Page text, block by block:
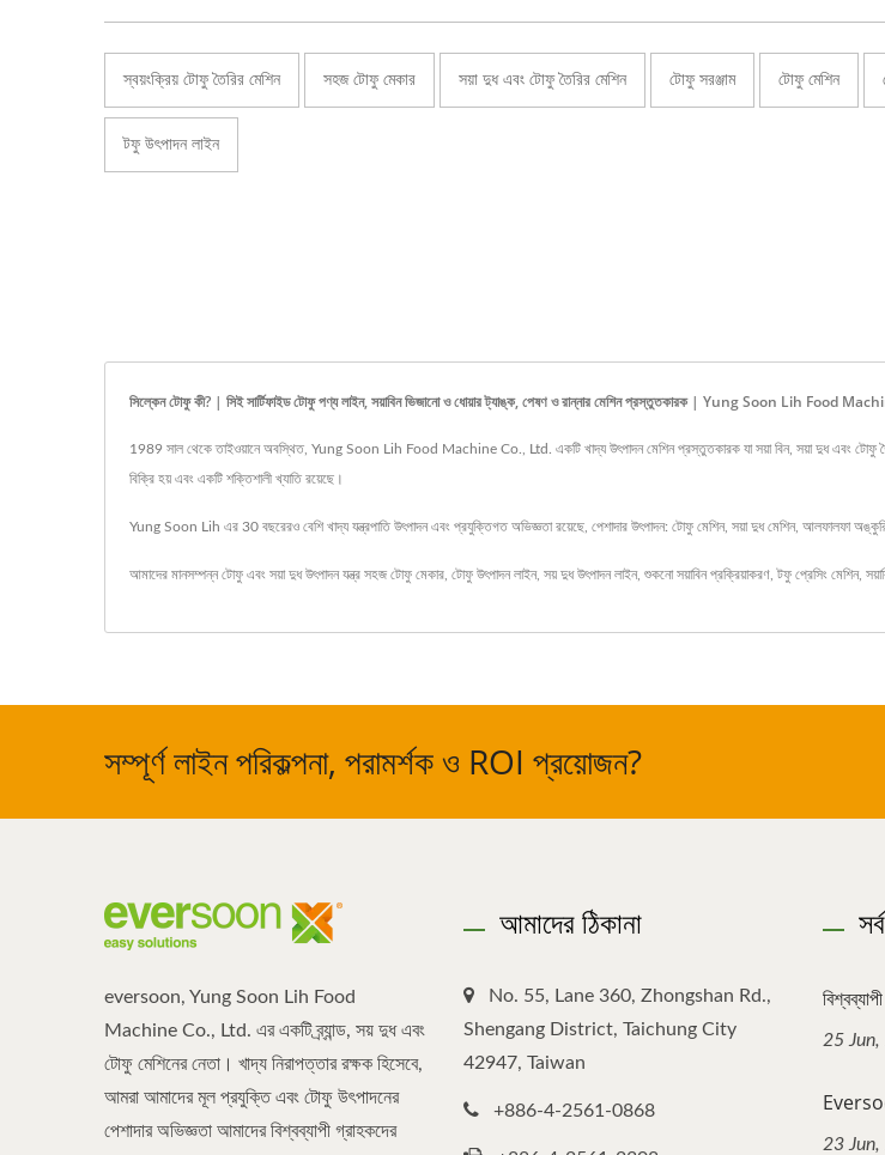
স্বয়ংক্রিয় টোফু তৈরির মেশিন সহজ টোফু মেকার সয়া দুধ এবং টোফু তৈরির মেশিন টোফু সরঞ্জাম টোফু মেশিন
টফু উৎপাদন লাইন
সিল্কেন টোফু কী? | সিই সার্টিফাইড টোফু পণ্য লাইন, সয়াবিন ভিজানো ও ধোয়ার ট্যাঙ্ক, পেষণ ও রান্নার মেশিন প্রস্তুতকারক | Yung Soon Lih Food
1989 সাল থেকে তাইওয়ানে অবস্থিত, Yung Soon Lih Food Machine Co., Ltd. একটি খাদ্য উৎপাদন মেশিন প্রস্তুতকারক যা সয়া বিন, সয়া দুধ এবং টোফু
বিক্রি হয় এবং একটি শক্তিশালী খ্যাতি রয়েছে।
Yung Soon Lih এর 30 বছরেরও বেশি খাদ্য যন্ত্রপাতি উৎপাদন এবং প্রযুক্তিগত অভিজ্ঞতা রয়েছে, পেশাদার উৎপাদন: টোফু মেশিন, সয়া দুধ মেশিন, আলফালফা অঙ্কুরিত
আমাদের মানসম্পন্ন টোফু এবং সয়া দুধ উৎপাদন যন্ত্র সহজ টোফু মেকার টোফু উৎপাদন লাইন, সয় দুধ উৎপাদন লাইন, শুকনো সয়াবিন প্রক্রিয়াকরণ ,টফু প্রেসিং মেশিন,
সম্পূর্ণ লাইন পরিকল্পনা, পরামর্শক ও ROI প্রয়োজন?
eversoon, Yung Soon Lih Food
Machine Co., Ltd. এর একটি ব্র্যান্ড, সয় দুধ এবং
টোফু মেশিনের নেতা। খাদ্য নিরাপত্তার রক্ষক হিসেবে,
আমরা আমাদের মূল প্রযুক্তি এবং টোফু উৎপাদনের
পেশাদার অভিজ্ঞতা আমাদের বিশ্বব্যাপী গ্রাহকদের
আমাদের ঠিকানা
No. 55, Lane 360, Zhongshan Rd.,
Shengang District, Taichung City
42947, Taiwan
+886-4-2561-0868
25
23